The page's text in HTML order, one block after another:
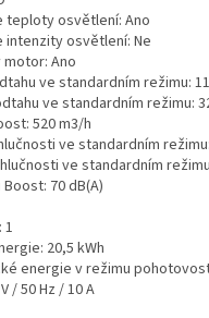
teploty osvětlení: Ano
intenzity osvětlení: Ne
Ano
ve standardním režimu:
ve standardním režimu:
520 m3/h
ve standardním režimu:
ve standardním
Boost: 70 dB(A)
1
20,5 kWh
energie v režimu
/ 50 Hz / 10 A